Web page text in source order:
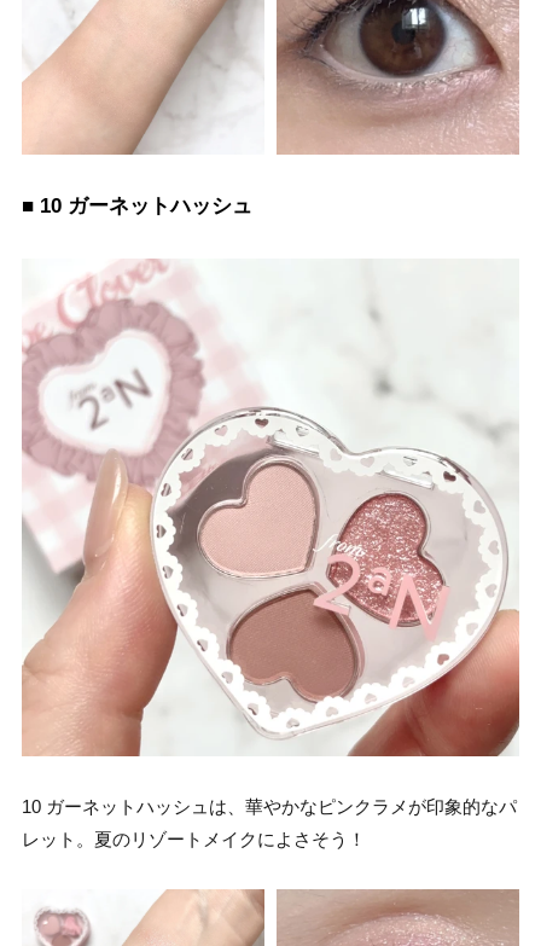
■ 10 ガーネットハッシュ
10 ガーネットハッシュは、華やかなピンクラメが印象的なパ
レット。夏のリゾートメイクによさそう！